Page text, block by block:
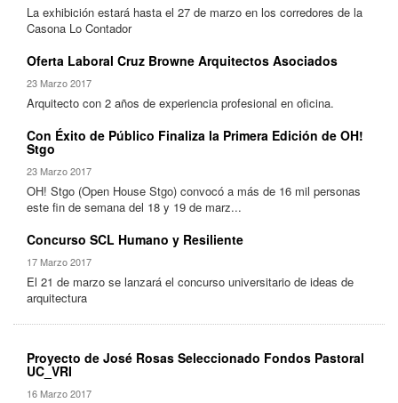
La exhibición estará hasta el 27 de marzo en los corredores de la
Casona Lo Contador
Oferta Laboral Cruz Browne Arquitectos Asociados
23 Marzo 2017
Arquitecto con 2 años de experiencia profesional en oficina.
Con Éxito de Público Finaliza la Primera Edición de OH!
Stgo
23 Marzo 2017
OH! Stgo (Open House Stgo) convocó a más de 16 mil personas
este fin de semana del 18 y 19 de marz...
Concurso SCL Humano y Resiliente
17 Marzo 2017
El 21 de marzo se lanzará el concurso universitario de ideas de
arquitectura
Proyecto de José Rosas Seleccionado Fondos Pastoral
UC_VRI
16 Marzo 2017